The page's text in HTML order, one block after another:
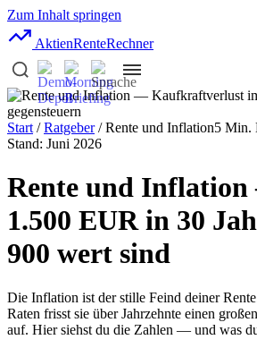
Zum Inhalt springen
AktienRenteRechner
Start /Ratgeber/ Rente und Inflation5 Min.
Stand: Juni 2026
Rente und
1.500 EUR in 30
900 wert sind
Die Inflation ist der stille Feind deiner
Raten frisst sie über Jahrzehnte einen
auf. Hier siehst du die Zahlen — und was